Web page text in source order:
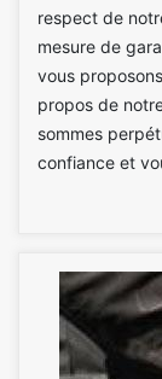
respect de
mesure de
vous
propos de
sommes
confiance et